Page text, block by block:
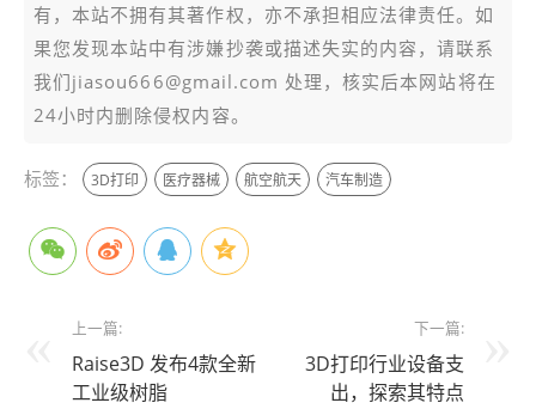
有，本站不拥有其著作权，亦不承担相应法律责任。如
果您发现本站中有涉嫌抄袭或描述失实的内容，请联系
我们jiasou666@gmail.com 处理，核实后本网站将在
24小时内删除侵权内容。
标签： 3D打印 医疗器械 航空航天 汽车制造
上一篇:
Raise3D 发布4款全新
工业级树脂
下一篇:
3D打印行业设备支
出，探索其特点